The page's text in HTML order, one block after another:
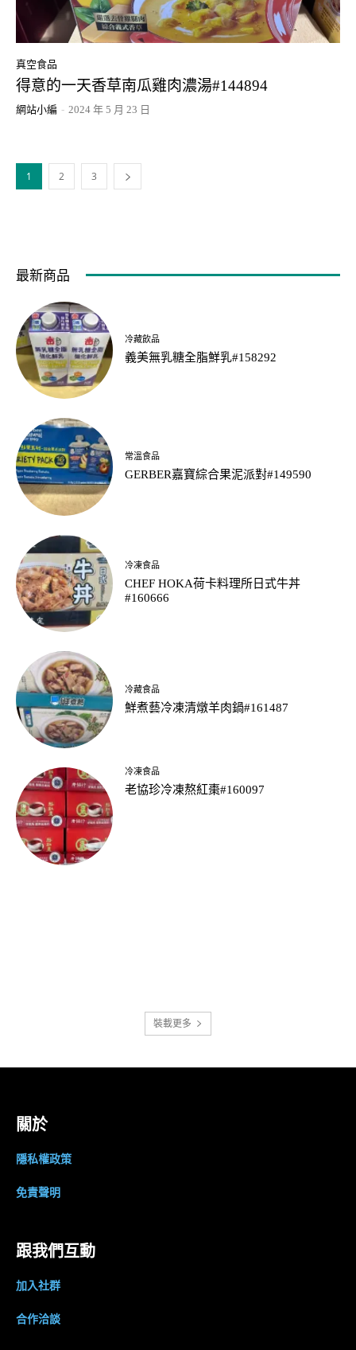
真空食品
得意的一天香草南瓜雞肉濃湯#144894
網站小編 - 2024 年 5 月 23 日
1 2 3
最新商品
冷藏飲品
義美無乳糖全脂鮮乳#158292
常溫食品
GERBER嘉寶綜合果泥派對#149590
冷凍食品
CHEF HOKA荷卡料理所日式牛丼
#160666
冷藏食品
鮮煮藝冷凍清燉羊肉鍋#161487
冷凍食品
老協珍冷凍熬紅棗#160097
裝載更多
關於
隱私權政策
免責聲明
跟我們互動
加入社群
合作洽談